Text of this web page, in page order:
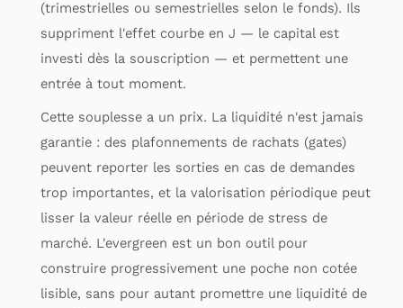
(trimestrielles ou semestrielles selon le fonds). Ils
suppriment l'effet courbe en J — le capital est
investi dès la souscription — et permettent une
entrée à tout moment.
Cette souplesse a un prix. La liquidité n'est jamais
garantie : des plafonnements de rachats (gates)
peuvent reporter les sorties en cas de demandes
trop importantes, et la valorisation périodique peut
lisser la valeur réelle en période de stress de
marché. L'evergreen est un bon outil pour
construire progressivement une poche non cotée
lisible, sans pour autant promettre une liquidité de